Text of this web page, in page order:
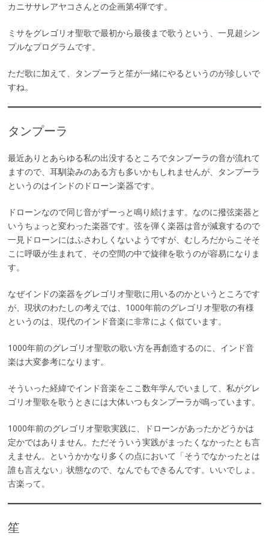
カニササレアヤコさんとの企画第4弾です。
ミサをグレゴリオ聖歌で最初から最後まで歌うという、一見超シン
プルなプログラムです。
ただ歌に加えて、タンプーラと笙が一緒にやるというのが珍しいで
すね。
タンプーラ
最近ありとあらゆる私の出没するところでタンプーラの音が流れて
ますので、耳馴染みのある方も多いかもしれませんが、タンプーラ
というのはインドのドローン楽器です。
ドローンなので同じ音がずーっと鳴り続けます。なのに撥弦楽器と
いうちょっと変わった楽器です。弦を弾く楽器は音が減衰するので
一見ドローンにはふさわしくないようですが、むしろだからこそそ
こに呼吸が生まれて、その空間の中で旋律を歌うのが容易になりま
す。
なぜインドの楽器をグレゴリオ聖歌に用いるのかというところです
が、現状のわたしの考えでは、1000年前のグレゴリオ聖歌の有様
というのは、現代のインド音楽に非常によく似ています。
1000年前のグレゴリオ聖歌の歌い方を再創造するのに、インド音
楽は大変参考になります。
そういった経緯でインド音楽をここ数年学んでいまして、私がグレ
ゴリオ聖歌を歌うときには大体いつもタンプーラが鳴っています。
1000年前のグレゴリオ聖歌実践に、ドローンがあったかどうかは
定かではありません。ただそういう実践がまったくなかったとも言
えません。というかかなり多くの点において「そうでなかったとは
誰も言えない」状態なので、なんでもできるんです。いいでしょ。
古楽って。
笙